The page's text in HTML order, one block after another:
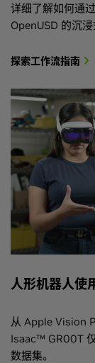
详细了解如何通
OpenUSD 的沉
探索工作流指南
人形机器人使
从 Apple Vision
Isaac™ GR00T
数据集。